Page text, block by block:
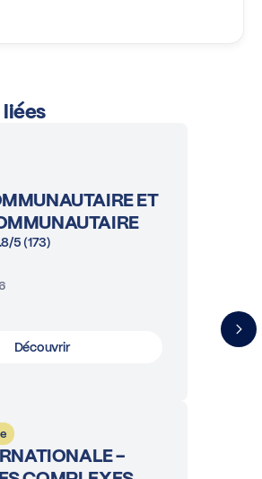
ET
5 (173)
Découvrir
-